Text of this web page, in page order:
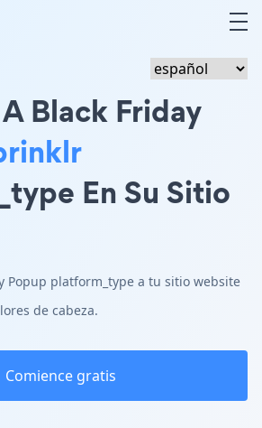
Black Friday
En Su Sitio
Popup platform_type a tu sitio website
de cabeza.
Comience gratis